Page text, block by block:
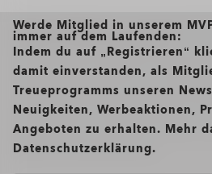
Werde Mitglied in unserem
immer auf dem Laufenden:
Indem du auf „Registrieren“
damit einverstanden, als
Treueprogramms unseren
Neuigkeiten, Werbeaktionen,
Angeboten zu erhalten. Mehr
Datenschutzerklärung.